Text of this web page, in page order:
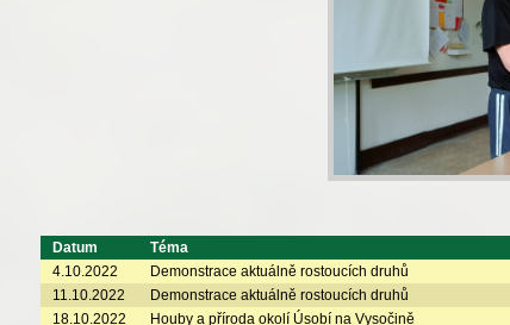
Datum Téma
4.10.2022
Demonstrace aktuálně rostoucích druhů
11.10.2022
Demonstrace aktuálně rostoucích druhů
18.10.2022
Houby a příroda okolí Úsobí na Vysočině